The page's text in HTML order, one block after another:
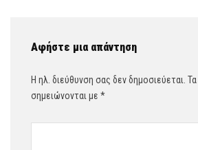
Αφήστε μια απάντηση
Η ηλ. διεύθυνση σας δεν δημοσιεύεται.
σημειώνονται με *